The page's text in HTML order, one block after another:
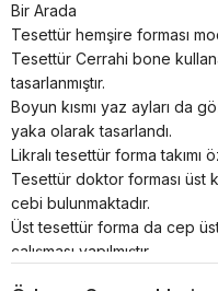
Bir Arada
Tesettür hemşire forması
Tesettür Cerrahi bone
tasarlanmıştır.
Boyun kısmı yaz ayları da
yaka olarak tasarlandı.
Likralı tesettür forma takımı
Tesettür doktor forması üst
cebi bulunmaktadır.
Üst tesettür forma da cep
çalışması yapılmıştır.